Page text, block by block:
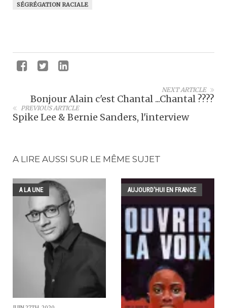
SÉGRÉGATION RACIALE
NEXT ARTICLE
Bonjour Alain c'est Chantal ...Chantal ????
PREVIOUS ARTICLE
Spike Lee & Bernie Sanders, l'interview
A LIRE AUSSI SUR LE MÊME SUJET
A LA UNE AUJOURD'HUI EN FRANCE